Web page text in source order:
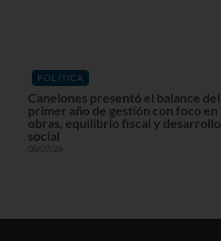
POLÍTICA
Canelones presentó el balance del
primer año de gestión con foco en
obras, equilibrio fiscal y desarrollo
social
08/07/26